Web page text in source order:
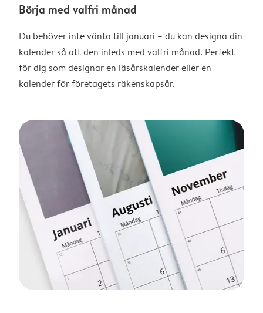
Börja med valfri månad
Du behöver inte vänta till januari – du kan designa din
kalender så att den inleds med valfri månad. Perfekt
för dig som designar en läsårskalender eller en
kalender för företagets räkenskapsår.